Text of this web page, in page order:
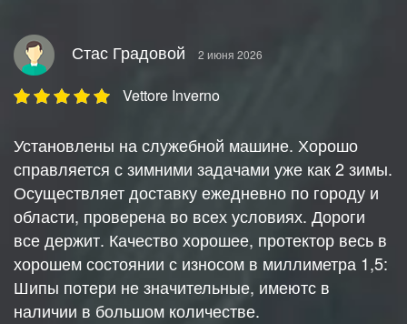
Стас Градовой 2 июня 2026
Vettore Inverno
Установлены на служебной машине. Хорошо
справляется с зимними задачами уже как 2 зимы.
Осуществляет доставку ежедневно по городу и
области, проверена во всех условиях. Дороги
все держит. Качество хорошее, протектор весь в
хорошем состоянии с износом в миллиметра 1,5:
Шипы потери не значительные, имеютс в
наличии в большом количестве.